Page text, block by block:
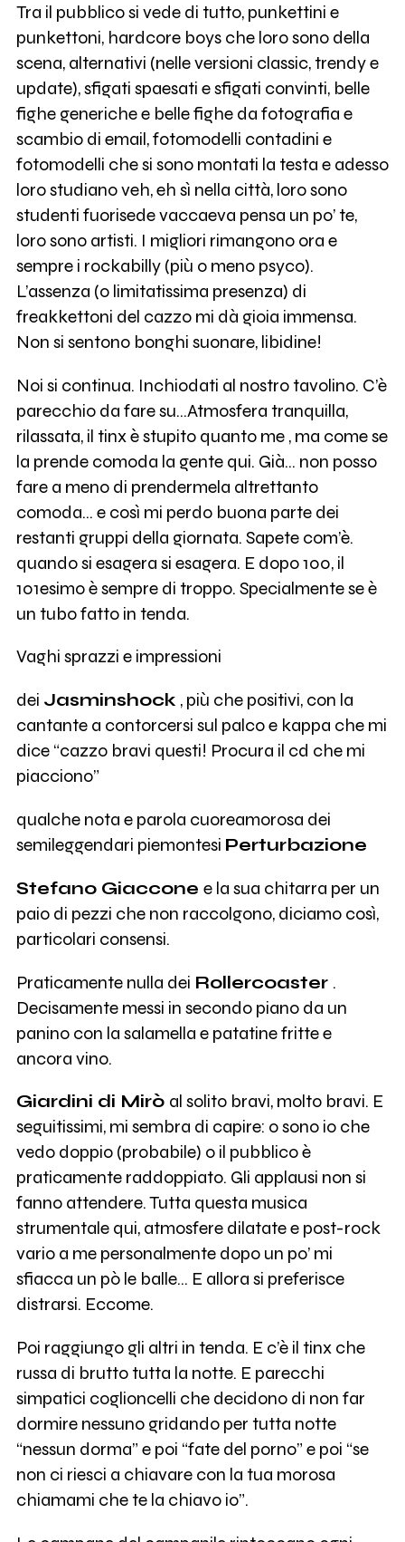
Tra il pubblico si vede di tutto, punkettini e
punkettoni, hardcore boys che loro sono della
scena, alternativi (nelle versioni classic, trendy e
update), sfigati spaesati e sfigati convinti, belle
fighe generiche e belle fighe da fotografia e
scambio di email, fotomodelli contadini e
fotomodelli che si sono montati la testa e adesso
loro studiano veh, eh sì nella città, loro sono
studenti fuorisede vaccaeva pensa un po’ te,
loro sono artisti. I migliori rimangono ora e
sempre i rockabilly (più o meno psyco).
L’assenza (o limitatissima presenza) di
freakkettoni del cazzo mi dà gioia immensa.
Non si sentono bonghi suonare, libidine!
Noi si continua. Inchiodati al nostro tavolino. C’è
parecchio da fare su…Atmosfera tranquilla,
rilassata, il tinx è stupito quanto me , ma come se
la prende comoda la gente qui. Già… non posso
fare a meno di prendermela altrettanto
comoda… e così mi perdo buona parte dei
restanti gruppi della giornata. Sapete com’è.
quando si esagera si esagera. E dopo 100, il
101esimo è sempre di troppo. Specialmente se è
un tubo fatto in tenda.
Vaghi sprazzi e impressioni
dei Jasminshock , più che positivi, con la
cantante a contorcersi sul palco e kappa che mi
dice “cazzo bravi questi! Procura il cd che mi
piacciono”
qualche nota e parola cuoreamorosa dei
semileggendari piemontesi Perturbazione
Stefano Giaccone e la sua chitarra per un
paio di pezzi che non raccolgono, diciamo così,
particolari consensi.
Praticamente nulla dei Rollercoaster .
Decisamente messi in secondo piano da un
panino con la salamella e patatine fritte e
ancora vino.
Giardini di Mirò al solito bravi, molto bravi. E
seguitissimi, mi sembra di capire: o sono io che
vedo doppio (probabile) o il pubblico è
praticamente raddoppiato. Gli applausi non si
fanno attendere. Tutta questa musica
strumentale qui, atmosfere dilatate e post-rock
vario a me personalmente dopo un po’ mi
sfiacca un pò le balle… E allora si preferisce
distrarsi. Eccome.
Poi raggiungo gli altri in tenda. E c’è il tinx che
russa di brutto tutta la notte. E parecchi
simpatici coglioncelli che decidono di non far
dormire nessuno gridando per tutta notte
“nessun dorma” e poi “fate del porno” e poi “se
non ci riesci a chiavare con la tua morosa
chiamami che te la chiavo io”.